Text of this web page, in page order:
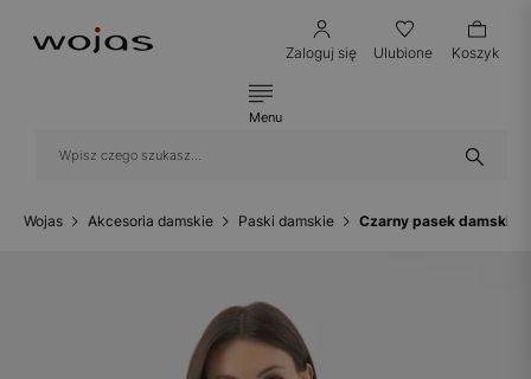
Zaloguj się Ulubione Koszyk
Menu
Wojas Akcesoria damskie Paski damskie Czarny pasek damski